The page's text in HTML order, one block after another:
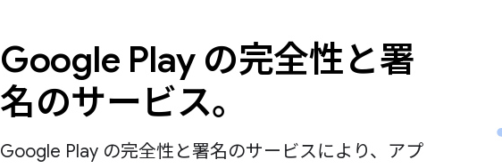
Google Play の完全性と署
名のサービス。
Google Play の完全性と署名のサービスにより、アプ